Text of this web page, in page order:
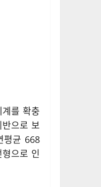
를 확충
으로 보
평균 668
으로 인